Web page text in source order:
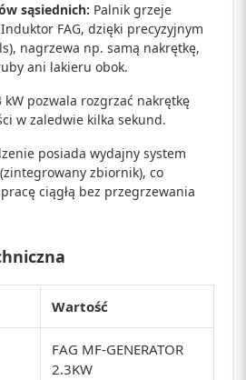
sąsiednich: Palnik grzeje
FAG, dzięki precyzyjnym
nagrzewa np. samą nakrętkę,
ani lakieru obok.
kW pozwala rozgrzać nakrętkę
w zaledwie kilka sekund.
posiada wydajny system
zbiornik), co
ciągłą bez przegrzewania
Wartość
FAG MF-GENERATOR
2.3KW